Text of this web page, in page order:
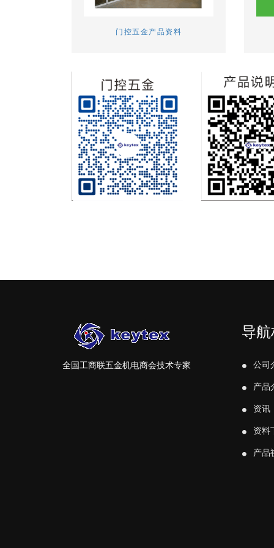
门控五金产品资料
全国工商联五金机电商会技术专家
导航
公司
产品
资讯
资料
产品